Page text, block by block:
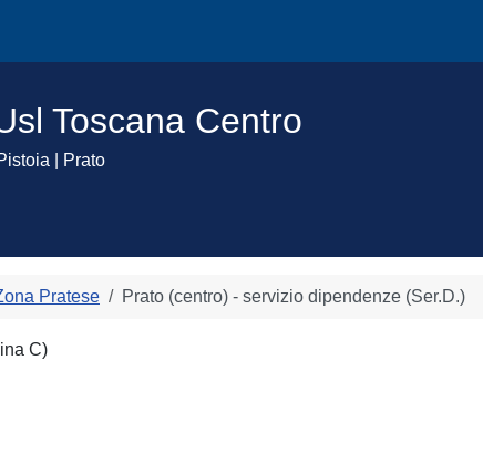
Toscana Centro
| Prato
Pratese Prato (centro) - servizio dipendenze (Ser.D.)
C)